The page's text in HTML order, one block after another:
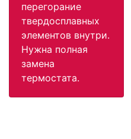
перегорание
твердосплавных
элементов внутри.
Нужна полная
замена
термостата.